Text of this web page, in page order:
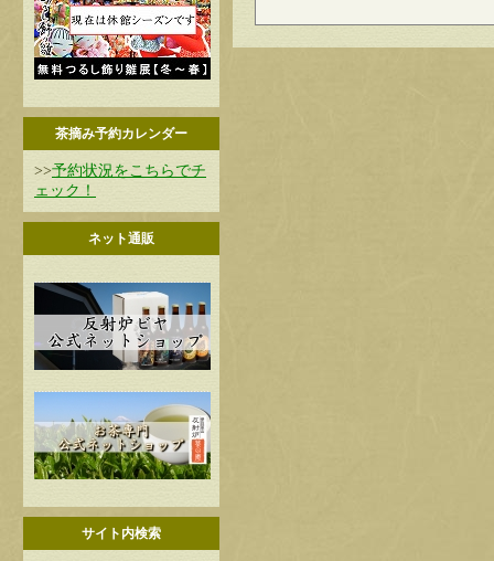
茶摘み予約カレンダー
>>予約状況をこちらでチ
ェック！
ネット通販
サイト内検索